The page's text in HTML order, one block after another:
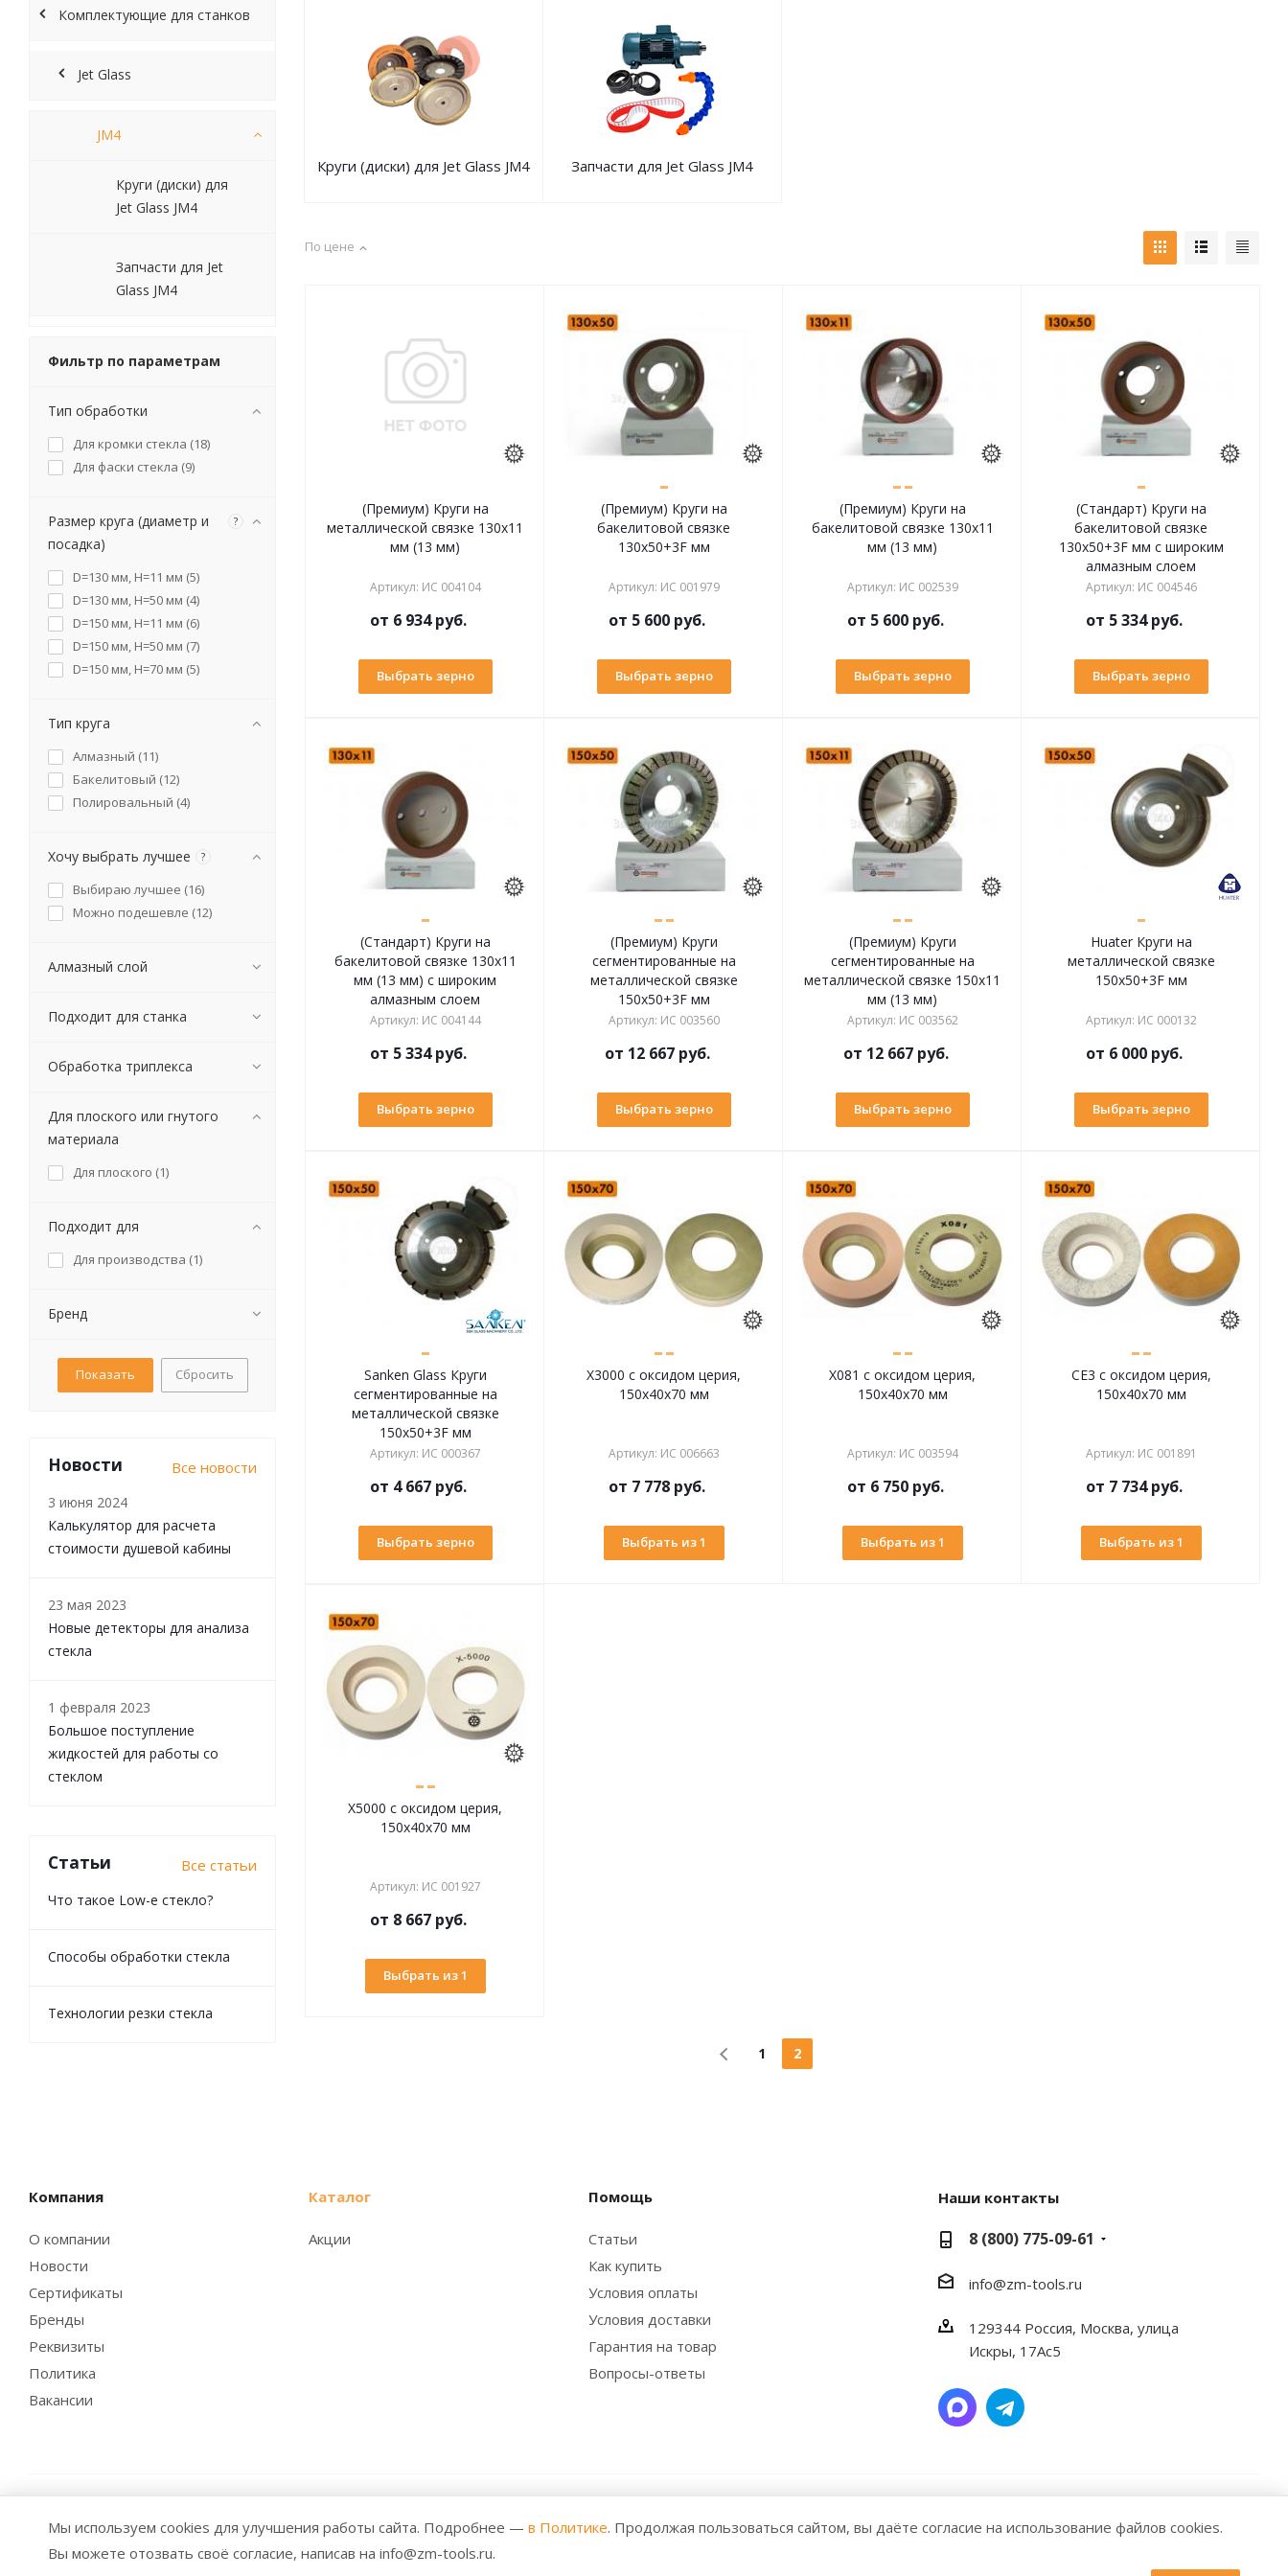
Круги (диски) для Jet Glass JM4 Запчасти для Jet Glass JM4
По цене
(Премиум) Круги на
металлической связке 130х11
мм (13 мм)
Артикул: ИС 004104
от 6 934 руб.
Выбрать зерно
(Премиум) Круги на
бакелитовой связке
130х50+3F мм
Артикул: ИС 001979
от 5 600 руб.
Выбрать зерно
(Премиум) Круги на
бакелитовой связке 130х11
мм (13 мм)
Артикул: ИС 002539
от 5 600 руб.
Выбрать зерно
(Стандарт) Круги на
бакелитовой связке
130х50+3F мм с широким
алмазным слоем
Артикул: ИС 004546
от 5 334 руб.
Выбрать зерно
(Стандарт) Круги на
бакелитовой связке 130х11
мм (13 мм) с широким
алмазным слоем
Артикул: ИС 004144
от 5 334 руб.
Выбрать зерно
(Премиум) Круги
сегментированные на
металлической связке
150х50+3F мм
Артикул: ИС 003560
от 12 667 руб.
Выбрать зерно
(Премиум) Круги
сегментированные на
металлической связке 150х11
мм (13 мм)
Артикул: ИС 003562
от 12 667 руб.
Выбрать зерно
Huater Круги на
металлической связке
150х50+3F мм
Артикул: ИС 000132
от 6 000 руб.
Выбрать зерно
Sanken Glass Круги
сегментированные на
металлической связке
150х50+3F мм
Артикул: ИС 000367
от 4 667 руб.
Выбрать зерно
X3000 с оксидом церия,
150х40х70 мм
Артикул: ИС 006663
от 7 778 руб.
Выбрать из 1
X081 с оксидом церия,
150х40х70 мм
Артикул: ИС 003594
от 6 750 руб.
Выбрать из 1
CE3 с оксидом церия,
150х40х70 мм
Артикул: ИС 001891
от 7 734 руб.
Выбрать из 1
X5000 с оксидом церия,
150х40х70 мм
Артикул: ИС 001927
от 8 667 руб.
Выбрать из 1
1 2
Комплектующие для станков
Jet Glass
JM4
Круги (диски) для
Jet Glass JM4
Запчасти для Jet
Glass JM4
Фильтр по параметрам
Тип обработки
Для кромки стекла (18)
Для фаски стекла (9)
Размер круга (диаметр и
посадка)
?
D=130 мм, H=11 мм (5)
D=130 мм, H=50 мм (4)
D=150 мм, H=11 мм (6)
D=150 мм, H=50 мм (7)
D=150 мм, H=70 мм (5)
Тип круга
Алмазный (11)
Бакелитовый (12)
Полировальный (4)
Хочу выбрать лучшее ?
Выбираю лучшее (16)
Можно подешевле (12)
Алмазный слой
Подходит для станка
Обработка триплекса
Для плоского или гнутого
материала
Для плоского (1)
Подходит для
Для производства (1)
Бренд
Сбросить
Новости Все новости
3 июня 2024
Калькулятор для расчета
стоимости душевой кабины
23 мая 2023
Новые детекторы для анализа
стекла
1 февраля 2023
Большое поступление
жидкостей для работы со
стеклом
Статьи Все статьи
Что такое Low-e стекло?
Способы обработки стекла
Технологии резки стекла
Компания
О компании
Новости
Сертификаты
Бренды
Реквизиты
Политика
Вакансии
Каталог
Акции
Помощь
Статьи
Как купить
Условия оплаты
Условия доставки
Гарантия на товар
Вопросы-ответы
Наши контакты
8 (800) 775-09-61
info@zm-tools.ru
129344 Россия, Москва, улица
Искры, 17Ас5
2026 © Заубер Машинери - Обеспечивая превосходство. Все права защищены. Любое использование либо копирование материалов или подборки материалов сайта,
элементов дизайна и оформления допускается лишь с разрешения правообладателя и только со ссылкой на источник: https://zm-tools.ru
Мы используем cookies для улучшения работы сайта. Подробнее — в Политике. Продолжая пользоваться сайтом, вы даёте согласие на использование файлов cookies.
Вы можете отозвать своё согласие, написав на info@zm-tools.ru.